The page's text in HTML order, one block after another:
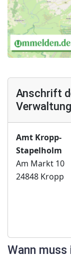
Anschrift
Amt Kropp-
Stapelholm
Am Markt 10
24848 Kropp
Wann muss